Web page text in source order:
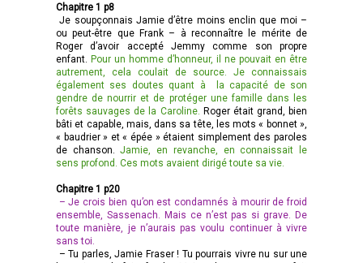
Chapitre 1 p8
Je soupçonnais Jamie d’être moins enclin que moi –
ou peut-être que Frank – à reconnaître le mérite de
Roger d’avoir accepté Jemmy comme son propre
enfant. Pour un homme d’honneur, il ne pouvait en être
autrement, cela coulait de source. Je connaissais
également ses doutes quant à la capacité de son
gendre de nourrir et de protéger une famille dans les
forêts sauvages de la Caroline. Roger était grand, bien
bâti et capable, mais, dans sa tête, les mots « bonnet »,
« baudrier » et « épée » étaient simplement des paroles
de chanson.Jamie, en revanche, en connaissait le
sens profond. Ces mots avaient dirigé toute sa vie.
Chapitre 1 p20
– Je crois bien qu’on est condamnés à mourir de froid
ensemble, Sassenach. Mais ce n’est pas si grave. De
toute manière, je n’aurais pas voulu continuer à vivre
sans toi.
– Tu parles, Jamie Fraser ! Tu pourrais vivre nu sur une